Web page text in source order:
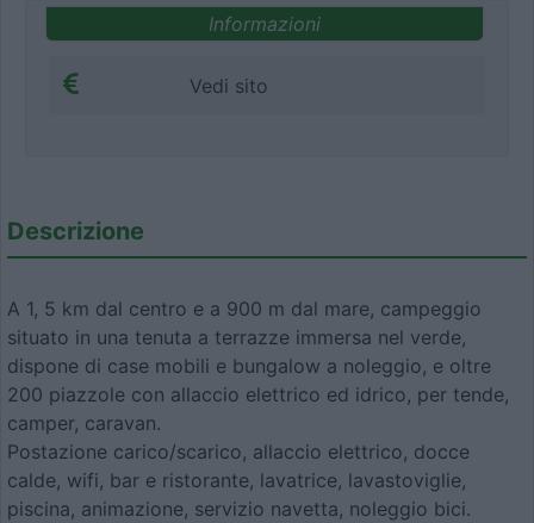
Informazioni
Vedi sito
Descrizione
A 1, 5 km dal centro e a 900 m dal mare, campeggio
situato in una tenuta a terrazze immersa nel verde,
dispone di case mobili e bungalow a noleggio, e oltre
200 piazzole con allaccio elettrico ed idrico, per tende,
camper, caravan.
Postazione carico/scarico, allaccio elettrico, docce
calde, wifi, bar e ristorante, lavatrice, lavastoviglie,
piscina, animazione, servizio navetta, noleggio bici.